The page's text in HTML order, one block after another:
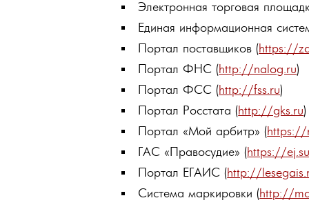
Электронная торговая
Единая информационная
Портал поставщиков (https://
Портал ФНС (http://nalog.ru)
Портал ФСС (http://fss.ru)
Портал Росстата (http://gks.ru)
Портал «Мой арбитр» (https://
ГАС «Правосудие» (https://
Портал ЕГАИС (http://
Система маркировки (http://